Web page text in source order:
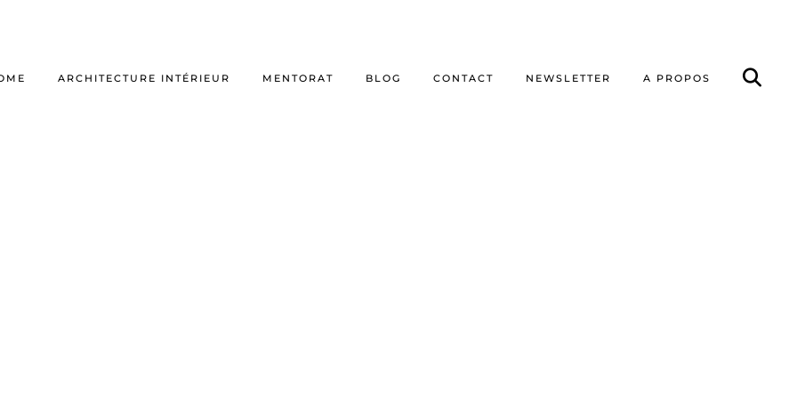
ARCHITECTURE INTÉRIEUR MENTORAT BLOG CONTACT NEWSLETTER A PROPOS